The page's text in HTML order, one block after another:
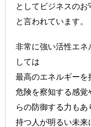
としてビジネスの
と言われています。
非常に強い活性エネ
しては
最高のエネルギーを
危険を察知する感
らの防御する力もあ
持つ人が明るい未